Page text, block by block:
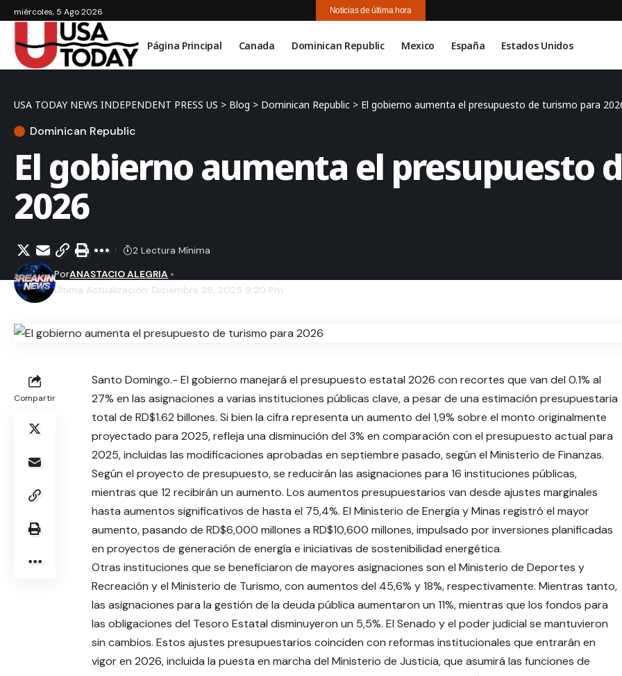
miércoles, 5 Ago 2026 Noticias de última hora
Página Principal Canada Dominican Republic Mexico España Estados Unidos
USA TODAY NEWS INDEPENDENT PRESS US > Blog > Dominican Republic > El gobierno aumenta el presupuesto de turismo para
Dominican Republic
El gobierno aumenta el presupuesto
2026
Última Actualización: Diciembre 26, 2025 9:20 Pm
PorANASTACIO ALEGRIA
2 Lectura Mínima
Compartir
Santo Domingo.- El gobierno manejará el presupuesto estatal 2026 con recortes que van del 0.1% al
27% en las asignaciones a varias instituciones públicas clave, a pesar de una estimación presupuestaria
total de RD$1.62 billones. Si bien la cifra representa un aumento del 1,9% sobre el monto originalmente
proyectado para 2025, refleja una disminución del 3% en comparación con el presupuesto actual para
2025, incluidas las modificaciones aprobadas en septiembre pasado, según el Ministerio de Finanzas.
Según el proyecto de presupuesto, se reducirán las asignaciones para 16 instituciones públicas,
mientras que 12 recibirán un aumento. Los aumentos presupuestarios van desde ajustes marginales
hasta aumentos significativos de hasta el 75,4%. El Ministerio de Energía y Minas registró el mayor
aumento, pasando de RD$6,000 millones a RD$10,600 millones, impulsado por inversiones planificadas
en proyectos de generación de energía e iniciativas de sostenibilidad energética.
Otras instituciones que se beneficiaron de mayores asignaciones son el Ministerio de Deportes y
Recreación y el Ministerio de Turismo, con aumentos del 45,6% y 18%, respectivamente. Mientras tanto,
las asignaciones para la gestión de la deuda pública aumentaron un 11%, mientras que los fondos para
las obligaciones del Tesoro Estatal disminuyeron un 5,5%. El Senado y el poder judicial se mantuvieron
sin cambios. Estos ajustes presupuestarios coinciden con reformas institucionales que entrarán en
vigor en 2026, incluida la puesta en marcha del Ministerio de Justicia, que asumirá las funciones de